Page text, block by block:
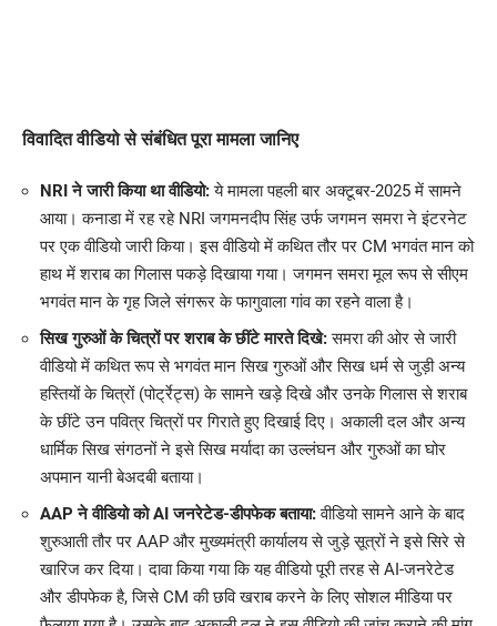
विवादित वीडियो से संबंधित पूरा मामला जानिए
NRI ने जारी किया था वीडियो:ये मामला पहली बार अक्टूबर-2025 में सामने
आया। कनाडा में रह रहे NRI जगमनदीप सिंह उर्फ जगमन समरा ने इंटरनेट
पर एक वीडियो जारी किया। इस वीडियो में कथित तौर पर CM भगवंत मान को
हाथ में शराब का गिलास पकड़े दिखाया गया। जगमन समरा मूल रूप से सीएम
भगवंत मान के गृह जिले संगरूर के फागुवाला गांव का रहने वाला है।
सिख गुरुओं के चित्रों पर शराब के छींटे मारते दिखे:समरा की ओर से जारी
वीडियो में कथित रूप से भगवंत मान सिख गुरुओं और सिख धर्म से जुड़ी अन्य
हस्तियों के चित्रों (पोर्ट्रेट्स) के सामने खड़े दिखे और उनके गिलास से शराब
के छींटे उन पवित्र चित्रों पर गिराते हुए दिखाई दिए। अकाली दल और अन्य
धार्मिक सिख संगठनों ने इसे सिख मर्यादा का उल्लंघन और गुरुओं का घोर
अपमान यानी बेअदबी बताया।
AAP ने वीडियो को AI जनरेटेड-डीपफेक बताया:वीडियो सामने आने के बाद
शुरुआती तौर पर AAP और मुख्यमंत्री कार्यालय से जुड़े सूत्रों ने इसे सिरे से
खारिज कर दिया। दावा किया गया कि यह वीडियो पूरी तरह से AI-जनरेटेड
और डीपफेक है, जिसे CM की छवि खराब करने के लिए सोशल मीडिया पर